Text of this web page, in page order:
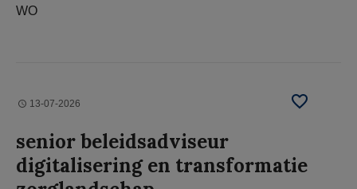
WO
13-07-2026
senior beleidsadviseur
digitalisering en transformatie